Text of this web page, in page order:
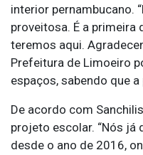
interior pernambucano.
proveitosa. É a
teremos aqui.
Prefeitura de Limoeiro
espaços, sabendo que
De acordo com
projeto escolar. “Nós já
desde o ano de 2016,